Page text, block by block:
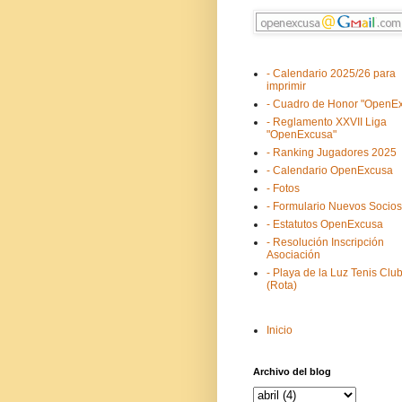
- Calendario 2025/26 para
imprimir
- Cuadro de Honor
- Reglamento XXVII Liga
"OpenExcusa"
- Ranking Jugadores 2025
- Calendario OpenExcusa
- Fotos
- Formulario Nuevos Socios
- Estatutos OpenExcusa
- Resolución Inscripción
Asociación
- Playa de la Luz Tenis Club
(Rota)
Inicio
Archivo del blog